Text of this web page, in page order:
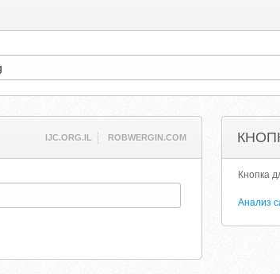
IJC.ORG.IL ROBWERGIN.COM
Кнопка
Анализ